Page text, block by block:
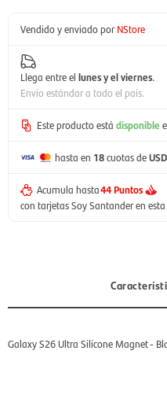
Vendido y enviado por NStore
Llega entre el lunes y el viernes.
Envío estándar a todo el país.
Este producto está disponible
hasta en 18cuotas de
Acumula hasta44 Puntos
con tarjetas Soy Santander en
Galaxy S26 Ultra Silicone Magnet -